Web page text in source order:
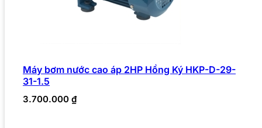
Máy bơm nước cao áp 2HP Hồng Ký HKP-D-29-
31-1.5
3.700.000 ₫